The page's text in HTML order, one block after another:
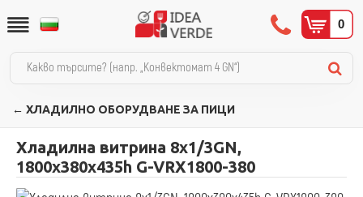
0
← ХЛАДИЛНО ОБОРУДВАНЕ ЗА ПИЦИ
Хладилна витрина 8х1/3GN,
1800х380х435h G-VRX1800-380